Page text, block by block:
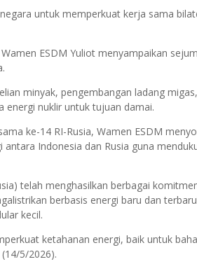
untuk memperkuat kerja sama
ESDM Yuliot menyampaikan
minyak, pengembangan ladang
energi nuklir untuk tujuan damai.
ke-14 RI-Rusia, Wamen ESDM
Indonesia dan Rusia guna
telah menghasilkan berbagai
berbasis energi baru dan
kecil.
ketahanan energi, baik untuk
5/2026).